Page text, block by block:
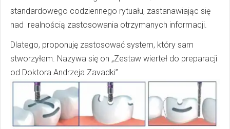
standardowego codziennego rytuału, zastanawiając się
nad realnością zastosowania otrzymanych informacji.
Dlatego, proponuję zastosować system, który sam
stworzyłem. Nazywa się on „Zestaw wierteł do preparacji
od Doktora Andrzeja Zavadki”.